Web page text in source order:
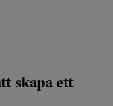
skapa ett